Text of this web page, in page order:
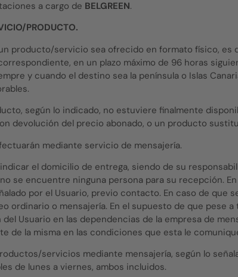
a cargo de BELGREEN.
PRODUCTO.
un producto/servicio sea ofrecido en formato físico, es
en un plazo máximo de 96 horas
y cuando el destino sea la península o Islas
según lo indicado, no estuviere finalmente
devolución del precio abonado, o un producto
mediante servicio de mensajería.
indicar el domicilio de entrega, siendo de su
se encuentre ninguna persona para su recepción.
por el Usuario, previo contacto. En caso de
ordinario o mensajería. En el supuesto de que pese
Usuario en las dependencias de la empresa de
de la misma en las condiciones que esta le
servicios mediante mensajería, según lo
de lunes a viernes, ambos incluidos.